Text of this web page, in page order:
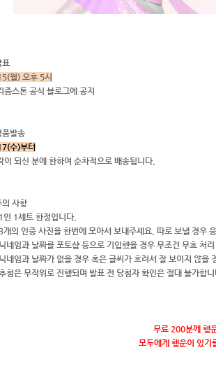
표
월) 오후 5시
즘스톤 공식 블로그에 공지
품발송
수)부터
이 되신 분에 한하여 순차적으로 배송됩니다.
의 사항
인 1세트 한정입니다.
개의 인증 사진을 한번에 모아서 보내주세요. 따로 보낼 경우
네임과 날짜를 포토샵 등으로 기입했을 경우 무조건 무효 처리
네임과 날짜가 없을 경우 혹은 글씨가 흐려서 잘 보이지 않을
첨은 무작위로 진행되며 발표 전 당첨자 확인은 절대 불가합니
무료 200분께 행
모두에게 행운이 있기